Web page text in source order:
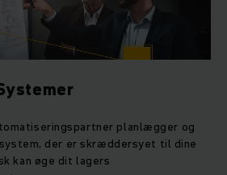
planlægger og
der er skræddersyet til dine
kan øge dit lagers